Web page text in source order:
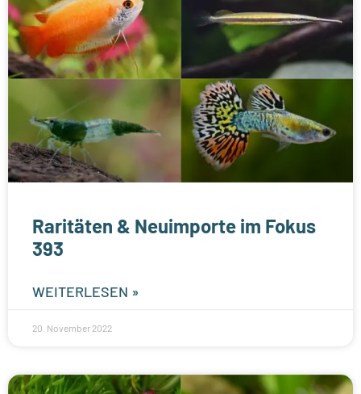
Raritäten & Neuimporte im Fokus
393
WEITERLESEN »
20. November 2022